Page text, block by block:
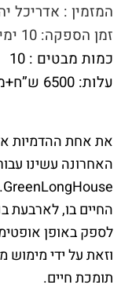
המזמין : אדריכל
זמן הספקה: 10 ימי עסקים
כמות מבטים : 10
עלות: 6500 ש”ח+מע”מ
את אחת ההדמיות
האחרונה עשינו
החיים בו, לארבעת
לספק באופן
וזאת על ידי
תומכת חיים.